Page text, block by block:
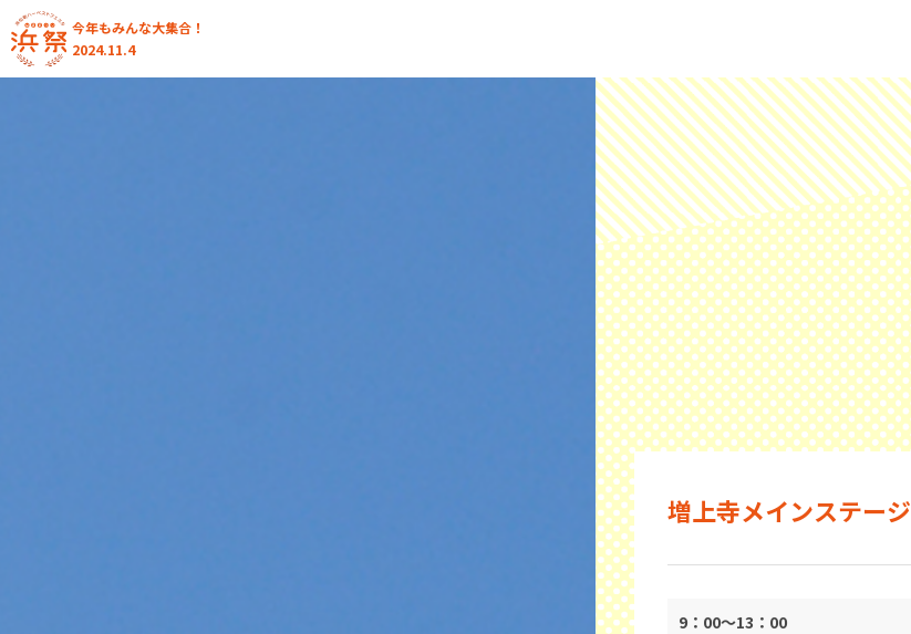
今年もみんな大集合！
2024.11.4
増上寺メインステージ
9：00～13：00